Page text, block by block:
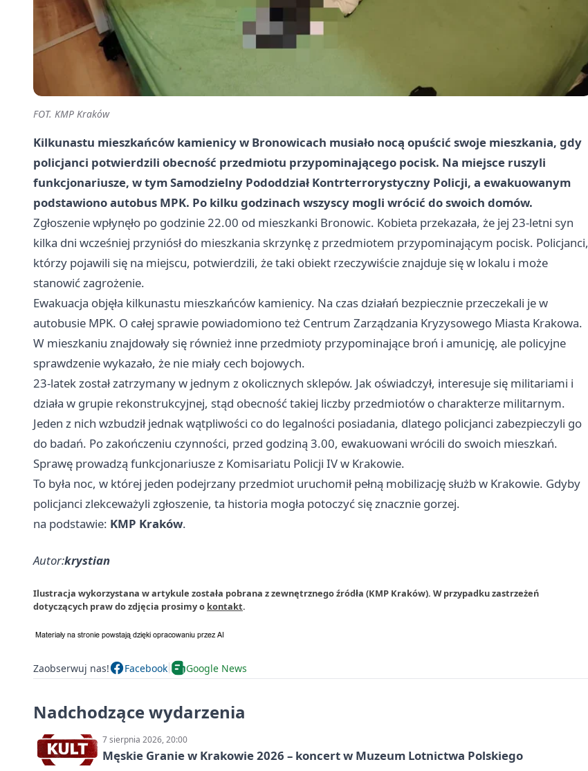
FOT. KMP Kraków
Kilkunastu mieszkańców kamienicy w Bronowicach musiało nocą opuścić swoje mieszkania, gdy
policjanci potwierdzili obecność przedmiotu przypominającego pocisk. Na miejsce ruszyli
funkcjonariusze, w tym Samodzielny Pododdział Kontrterrorystyczny Policji, a ewakuowanym
podstawiono autobus MPK. Po kilku godzinach wszyscy mogli wrócić do swoich domów.
Zgłoszenie wpłynęło po godzinie 22.00 od mieszkanki Bronowic. Kobieta przekazała, że jej 23-letni syn
kilka dni wcześniej przyniósł do mieszkania skrzynkę z przedmiotem przypominającym pocisk. Policjanci,
którzy pojawili się na miejscu, potwierdzili, że taki obiekt rzeczywiście znajduje się w lokalu i może
stanowić zagrożenie.
Ewakuacja objęła kilkunastu mieszkańców kamienicy. Na czas działań bezpiecznie przeczekali je w
autobusie MPK. O całej sprawie powiadomiono też Centrum Zarządzania Kryzysowego Miasta Krakowa.
W mieszkaniu znajdowały się również inne przedmioty przypominające broń i amunicję, ale policyjne
sprawdzenie wykazało, że nie miały cech bojowych.
23-latek został zatrzymany w jednym z okolicznych sklepów. Jak oświadczył, interesuje się militariami i
działa w grupie rekonstrukcyjnej, stąd obecność takiej liczby przedmiotów o charakterze militarnym.
Jeden z nich wzbudził jednak wątpliwości co do legalności posiadania, dlatego policjanci zabezpieczyli go
do badań. Po zakończeniu czynności, przed godziną 3.00, ewakuowani wrócili do swoich mieszkań.
Sprawę prowadzą funkcjonariusze z Komisariatu Policji IV w Krakowie.
To była noc, w której jeden podejrzany przedmiot uruchomił pełną mobilizację służb w Krakowie. Gdyby
policjanci zlekceważyli zgłoszenie, ta historia mogła potoczyć się znacznie gorzej.
na podstawie: KMP Kraków.
Autor:krystian
Ilustracja wykorzystana w artykule została pobrana z zewnętrznego źródła (KMP Kraków). W przypadku zastrzeżeń
dotyczących praw do zdjęcia prosimy o kontakt.
Zaobserwuj nas! Facebook Google News
Nadchodzące wydarzenia
7 sierpnia 2026, 20:00
Męskie Granie w Krakowie 2026 – koncert w Muzeum Lotnictwa Polskiego